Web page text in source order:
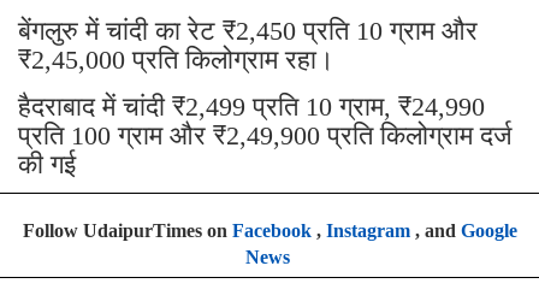
बेंगलुरु में चांदी का रेट ₹2,450 प्रति 10 ग्राम और
₹2,45,000 प्रति किलोग्राम रहा।
हैदराबाद में चांदी ₹2,499 प्रति 10 ग्राम, ₹24,990
प्रति 100 ग्राम और ₹2,49,900 प्रति किलोग्राम दर्ज
की गई
Follow UdaipurTimes on Facebook, Instagram, and Google
News